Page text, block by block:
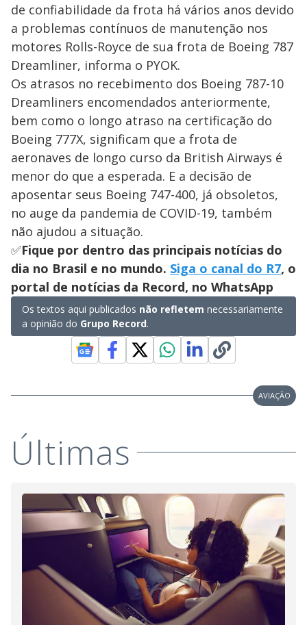
de confiabilidade da frota há vários anos devido
a problemas contínuos de manutenção nos
motores Rolls-Royce de sua frota de Boeing 787
Dreamliner, informa o PYOK.
Os atrasos no recebimento dos Boeing 787-10
Dreamliners encomendados anteriormente,
bem como o longo atraso na certificação do
Boeing 777X, significam que a frota de
aeronaves de longo curso da British Airways é
menor do que a esperada. E a decisão de
aposentar seus Boeing 747-400, já obsoletos,
no auge da pandemia de COVID-19, também
não ajudou a situação.
✅Fique por dentro das principais notícias do
dia no Brasil e no mundo. Siga o canal do R7, o
portal de notícias da Record, no WhatsApp
Os textos aqui publicados não refletem necessariamente
a opinião do Grupo Record.
AVIAÇÃO
Últimas